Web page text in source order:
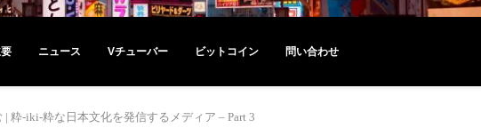
ニュース Vチューバー ビットコイン 問い合わせ
粋-iki-粋な日本文化を発信するメディア – Part 3